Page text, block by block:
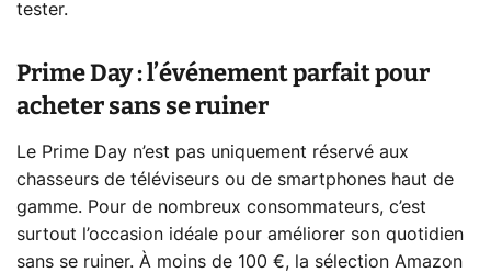
tester.
Prime Day : l’événement parfait pour
acheter sans se ruiner
Le Prime Day n’est pas uniquement réservé aux
chasseurs de téléviseurs ou de smartphones haut de
gamme. Pour de nombreux consommateurs, c’est
surtout l’occasion idéale pour améliorer son quotidien
sans se ruiner. À moins de 100 €, la sélection Amazon